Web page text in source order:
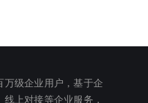
级企业用户，基于企
上对接等企业服务，